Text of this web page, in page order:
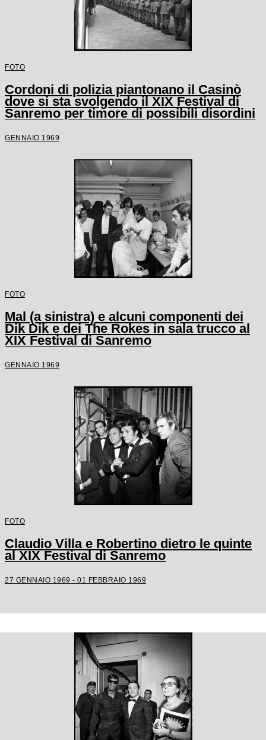
FOTO
Cordoni di polizia piantonano il Casinò
dove si sta svolgendo il XIX Festival di
Sanremo per timore di possibili disordini
GENNAIO 1969
FOTO
Mal (a sinistra) e alcuni componenti dei
Dik Dik e dei The Rokes in sala trucco al
XIX Festival di Sanremo
GENNAIO 1969
FOTO
Claudio Villa e Robertino dietro le quinte
al XIX Festival di Sanremo
27 GENNAIO 1969 - 01 FEBBRAIO 1969